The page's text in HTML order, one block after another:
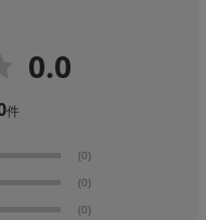
0.0
件
(0)
(0)
(0)